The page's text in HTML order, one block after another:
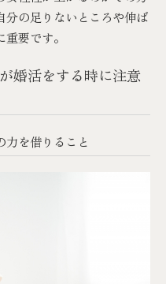
分の足りないところや伸ば
要です。
婚活をする時に注意
力を借りること